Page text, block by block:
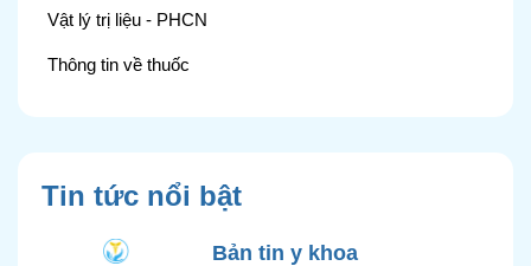
Vật lý trị liệu - PHCN
Thông tin về thuốc
Tin tức nổi bật
Bản tin y khoa